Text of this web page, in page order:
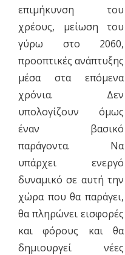
επιμήκυνση του
χρέους, μείωση του
γύρω στο 2060,
προοπτικές ανάπτυξης
μέσα στα επόμενα
χρόνια. Δεν
υπολογίζουν όμως
έναν βασικό
παράγοντα. Να
υπάρχει ενεργό
δυναμικό σε αυτή την
χώρα που θα παράγει,
θα πληρώνει εισφορές
και φόρους και θα
δημιουργεί νέες